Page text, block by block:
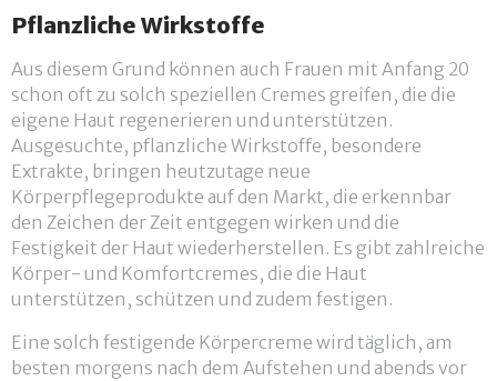
Pflanzliche Wirkstoffe
Aus diesem Grund können auch Frauen mit Anfang 20
schon oft zu solch speziellen Cremes greifen, die die
eigene Haut regenerieren und unterstützen.
Ausgesuchte, pflanzliche Wirkstoffe, besondere
Extrakte, bringen heutzutage neue
Körperpflegeprodukte auf den Markt, die erkennbar
den Zeichen der Zeit entgegen wirken und die
Festigkeit der Haut wiederherstellen. Es gibt zahlreiche
Körper- und Komfortcremes, die die Haut
unterstützen, schützen und zudem festigen.
Eine solch festigende Körpercreme wird täglich, am
besten morgens nach dem Aufstehen und abends vor